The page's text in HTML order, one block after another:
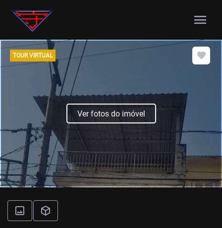
menu
TOUR VIRTUAL
Ver fotos do imóvel